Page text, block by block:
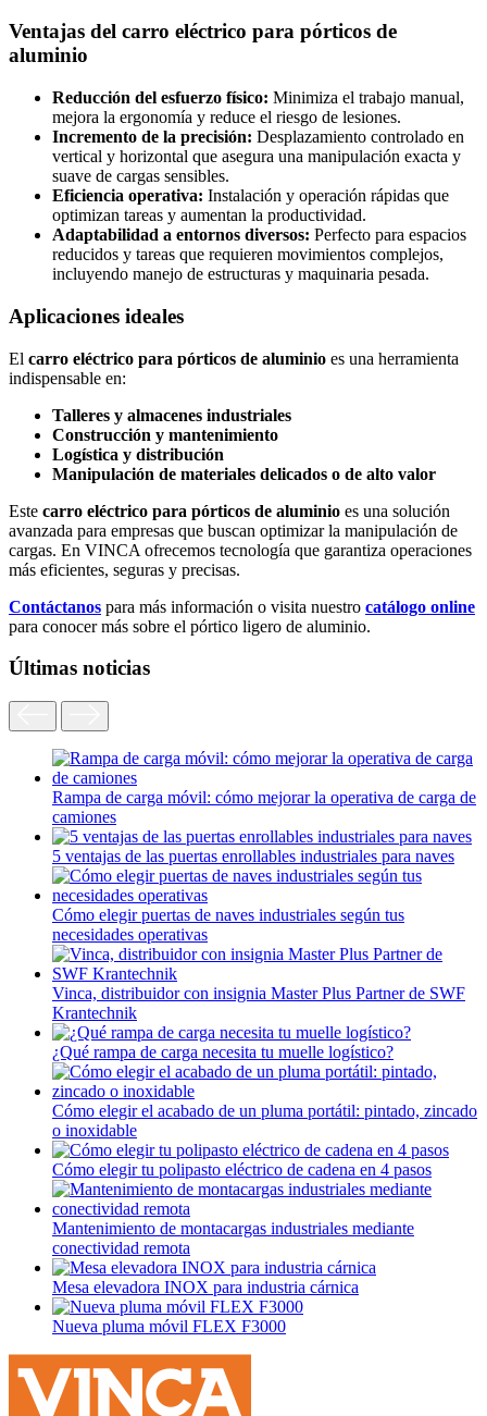
Ventajas del carro eléctrico para pórticos de
aluminio
Reducción del esfuerzo físico: Minimiza el trabajo manual,
mejora la ergonomía y reduce el riesgo de lesiones.
Incremento de la precisión: Desplazamiento controlado en
vertical y horizontal que asegura una manipulación exacta y
suave de cargas sensibles.
Eficiencia operativa: Instalación y operación rápidas que
optimizan tareas y aumentan la productividad.
Adaptabilidad a entornos diversos: Perfecto para espacios
reducidos y tareas que requieren movimientos complejos,
incluyendo manejo de estructuras y maquinaria pesada.
Aplicaciones ideales
El carro eléctrico para pórticos de aluminio es una herramienta
indispensable en:
Talleres y almacenes industriales
Construcción y mantenimiento
Logística y distribución
Manipulación de materiales delicados o de alto valor
Este carro eléctrico para pórticos de aluminio es una solución
avanzada para empresas que buscan optimizar la manipulación de
cargas. En VINCA ofrecemos tecnología que garantiza operaciones
más eficientes, seguras y precisas.
Contáctanos para más información o visita nuestro catálogo online
para conocer más sobre el pórtico ligero de aluminio.
Últimas noticias
Rampa de carga móvil: cómo mejorar la operativa de carga de
camiones
5 ventajas de las puertas enrollables industriales para naves
Cómo elegir puertas de naves industriales según tus
necesidades operativas
Vinca, distribuidor con insignia Master Plus Partner de SWF
Krantechnik
¿Qué rampa de carga necesita tu muelle logístico?
Cómo elegir el acabado de un pluma portátil: pintado, zincado
o inoxidable
Cómo elegir tu polipasto eléctrico de cadena en 4 pasos
Mantenimiento de montacargas industriales mediante
conectividad remota
Mesa elevadora INOX para industria cárnica
Nueva pluma móvil FLEX F3000